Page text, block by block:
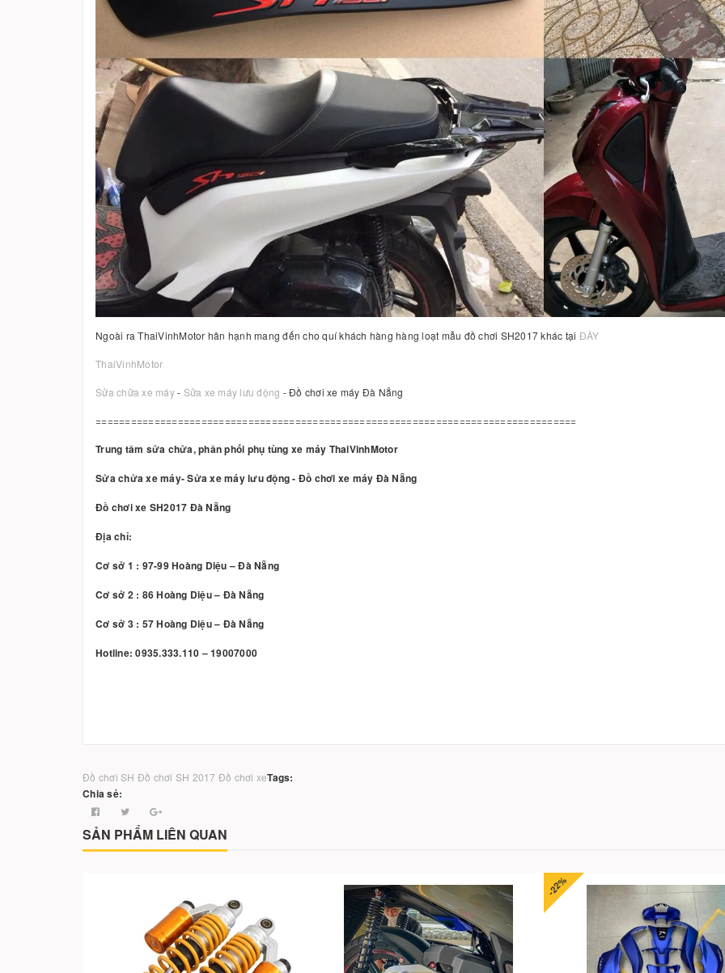
Ngoài ra ThaiVinhMotor hân hạnh mang đến cho quí khách hàng hàng loạt mẫu đồ chơi SH2017 khác tại ĐÂY
ThaiVinhMotor
Sửa chữa xe máy- Sửa xe máy lưu động - Đồ chơi xe máy Đà Nẵng
==================================================================================
Trung tâm sửa chửa, phân phối phụ tùng xe máy ThaiVinhMotor
Sửa chửa xe máy- Sửa xe máy lưu động - Đồ chơi xe máy Đà Nẵng
Đồ chơi xe SH2017 Đà Nẵng
Địa chỉ:
Cơ sở 1 : 97-99 Hoàng Diệu – Đà Nẵng
Cơ sở 2 : 86 Hoàng Diệu – Đà Nẵng
Cơ sở 3 : 57 Hoàng Diệu – Đà Nẵng
Hotline: 0935.333.110 – 19007000
Tags:
Đồ chơi SH Đồ chơi SH 2017 Đồ chơi xe
Chia sẻ:
SẢN PHẨM LIÊN QUAN